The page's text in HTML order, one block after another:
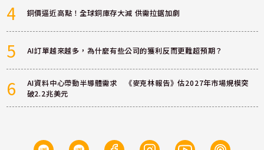
4 銅價逼近高點！全球銅庫存大減 供需拉鋸加劇
5 AI訂單越來越多，為什麼有些公司的獲利反而更難超預期？
6
AI資料中心帶動半導體需求 《麥克林報告》估2027年市場規模突
破2.2兆美元